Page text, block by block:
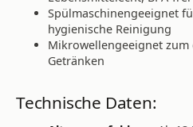
Spülmaschinengeeignet
hygienische Reinigung
Mikrowellengeeignet zum
Getränken
Technische Daten: